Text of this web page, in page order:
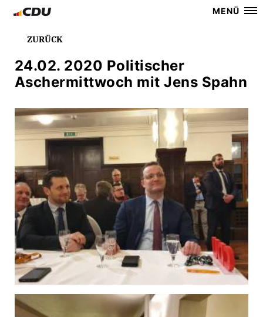
MENÜ
ZURÜCK
24.02. 2020 Politischer
Aschermittwoch mit Jens Spahn